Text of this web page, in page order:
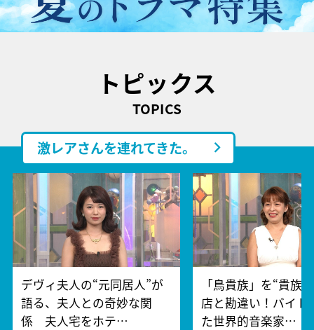
トピックス
TOPICS
激レアさんを連れてきた。
デヴィ夫人の“元同居人”が
語る、夫人との奇妙な関
係 夫人宅をホテ…
「鳥貴族」を“貴族”
店と勘違い！バイト
た世界的音楽家…